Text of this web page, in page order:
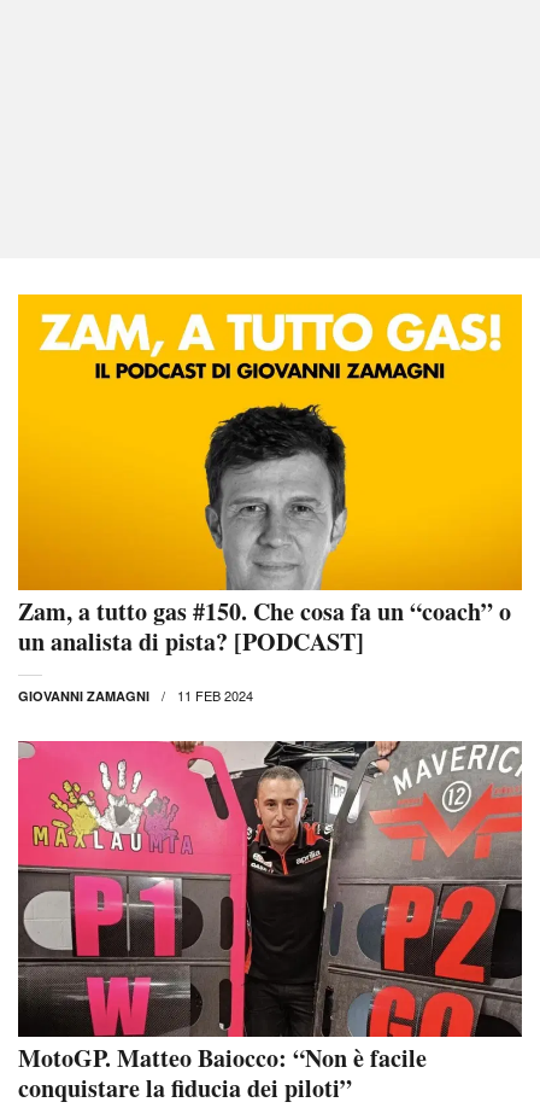
Zam, a tutto gas #150. Che cosa fa un “coach” o
un analista di pista? [PODCAST]
GIOVANNI ZAMAGNI 11 FEB 2024
MotoGP. Matteo Baiocco: “Non è facile
conquistare la fiducia dei piloti”